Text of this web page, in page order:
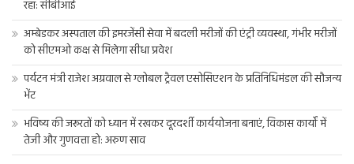
रहा: सीबीआई
अम्बेडकर अस्पताल की इमरजेंसी सेवा में बदली मरीजों की एंट्री व्यवस्था, गंभीर मरीजों
को सीएमओ कक्ष से मिलेगा सीधा प्रवेश
पर्यटन मंत्री राजेश अग्रवाल से ग्लोबल ट्रैवल एसोसिएशन के प्रतिनिधिमंडल की सौजन्य
भेंट
भविष्य की जरूरतों को ध्यान में रखकर दूरदर्शी कार्ययोजना बनाएं, विकास कार्यों में
तेजी और गुणवत्ता हो: अरुण साव